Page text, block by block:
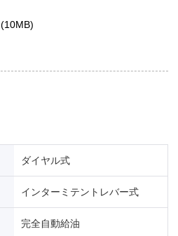
(10MB)
ダイヤル式
インターミテントレバー式
完全自動給油